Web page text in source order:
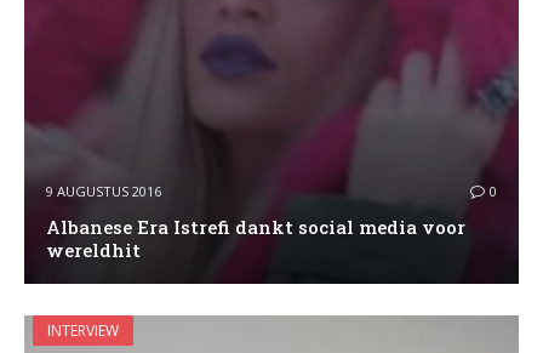
9 AUGUSTUS 2016 0
Albanese Era Istrefi dankt social media voor
wereldhit
INTERVIEW